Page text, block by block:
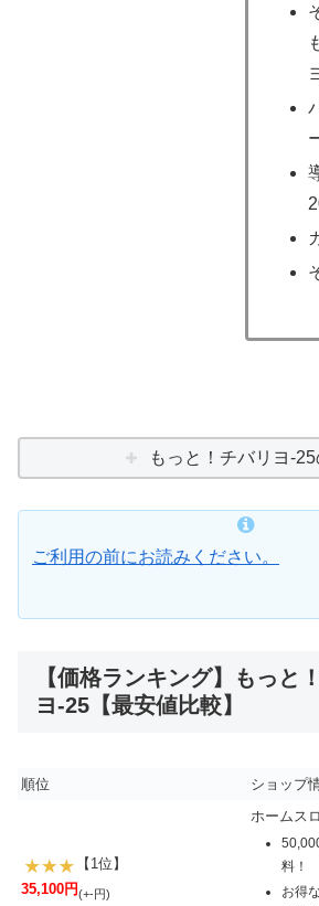
もっと！チバリヨ-
ご利用の前にお読みください。
【価格ランキング】もっと
ヨ-25【最安値比較】
順位 ショップ
【1位】
35,100円(+-円)
ホームス
料！
お得